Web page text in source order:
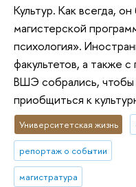
Культур. Как всегда,
магистерской
психология».
факультетов, а также
ВШЭ собрались,
приобщиться к
Университетская жизнь
репортаж о событии
магистратура